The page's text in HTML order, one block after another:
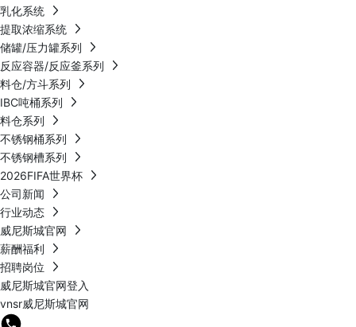
乳化系统
提取浓缩系统
储罐/压力罐系列
反应容器/反应釜系列
料仓/方斗系列
IBC吨桶系列
料仓系列
不锈钢桶系列
不锈钢槽系列
2026FIFA世界杯
公司新闻
行业动态
威尼斯城官网
薪酬福利
招聘岗位
威尼斯城官网登入
vnsr威尼斯城官网